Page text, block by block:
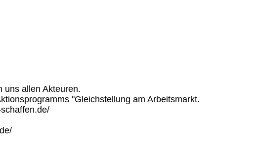
uns allen Akteuren.
"Gleichstellung am Arbeitsmarkt.